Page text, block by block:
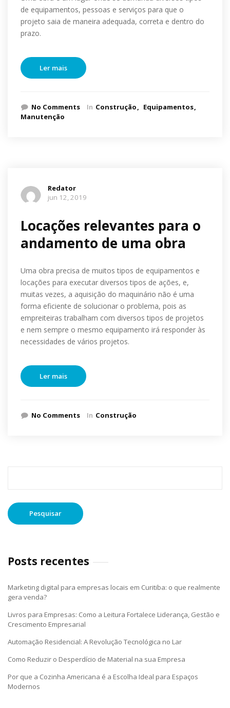
de equipamentos, pessoas e serviços para que o
projeto saia de maneira adequada, correta e dentro do
prazo.
Ler mais
No Comments In Construção
Equipamentos
Manutenção
Redator
jun 12, 2019
Locações relevantes para o
andamento de uma obra
Uma obra precisa de muitos tipos de equipamentos e
locações para executar diversos tipos de ações, e,
muitas vezes, a aquisição do maquinário não é uma
forma eficiente de solucionar o problema, pois as
empreiteiras trabalham com diversos tipos de projetos
e nem sempre o mesmo equipamento irá responder às
necessidades de vários projetos.
Ler mais
No Comments In Construção
Posts recentes
Marketing digital para empresas locais em Curitiba: o que realmente
gera venda?
Livros para Empresas: Como a Leitura Fortalece Liderança, Gestão e
Crescimento Empresarial
Automação Residencial: A Revolução Tecnológica no Lar
Como Reduzir o Desperdício de Material na sua Empresa
Por que a Cozinha Americana é a Escolha Ideal para Espaços
Modernos